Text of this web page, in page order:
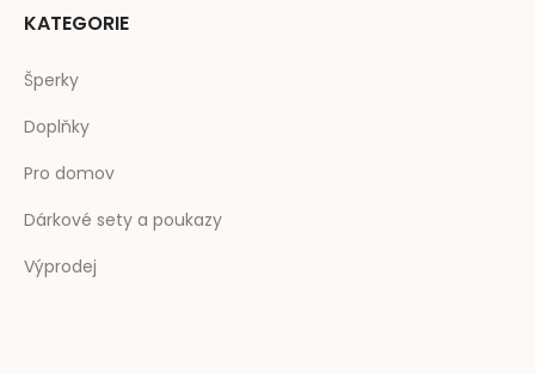
KATEGORIE
Šperky
Doplňky
Pro domov
Dárkové sety a poukazy
Výprodej